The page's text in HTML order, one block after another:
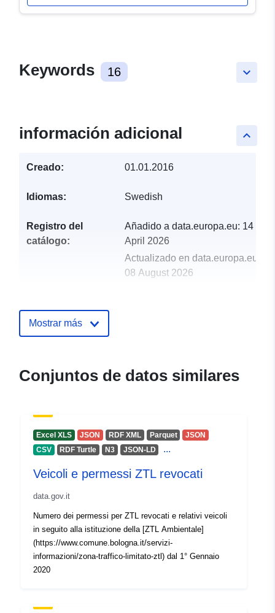
keyboard_arrow_down
Keywords 16
keyboard_arrow_up
información adicional
Creado: 01.01.2016
Idiomas: Swedish
Registro del
catálogo:
Añadido a data.europa.eu: 14
April 2026
Actualizado en data.europa.eu:
08 August 2026
Mostrar más
Conjuntos de datos similares
Excel XLS JSON RDF XML Parquet
JSON
CSV
RDF Turtle N3 JSON-LD ...
Veicoli e permessi ZTL revocati
data.gov.it
Numero dei permessi per ZTL revocati e relativi veicoli
in seguito alla istituzione della [ZTL Ambientale]
(https://www.comune.bologna.it/servizi-
informazioni/zona-traffico-limitato-ztl) dal 1° Gennaio
2020